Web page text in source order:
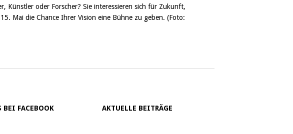
Künstler oder Forscher? Sie interessieren sich für Zukunft,
Mai die Chance Ihrer Vision eine Bühne zu geben. (Foto:
BEI FACEBOOK AKTUELLE BEITRÄGE